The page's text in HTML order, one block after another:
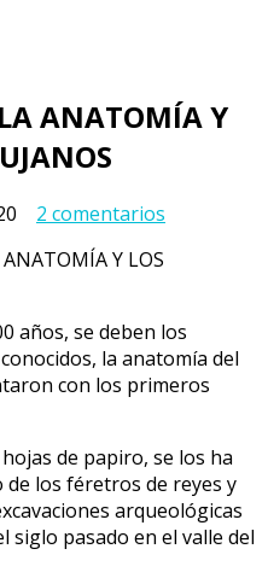
ANATOMÍA Y
2 comentarios
ANATOMÍA
Y
LOS
CIRUJANOS
años, se deben los
la anatomía del
con los primeros
de papiro, se los ha
de los féretros de reyes y
arqueológicas
siglo pasado en el valle del